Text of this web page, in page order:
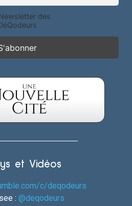
des
et Vidéos
c/deqodeurs
: @deqodeurs